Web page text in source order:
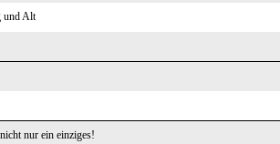
und Alt
nur ein einziges!